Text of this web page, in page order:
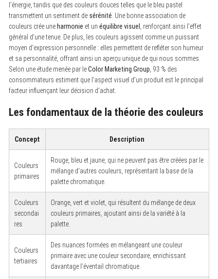
l’énergie, tandis que des couleurs douces telles que le bleu pastel
transmettent un sentiment de sérénité . Une bonne association de
couleurs crée une harmonie et un équilibre visuel
, renforçant ainsi l’effet
général d’une tenue. De plus, les couleurs agissent comme un puissant
moyen d’expression personnelle : elles permettent de refléter son humeur
et sa personnalité, offrant ainsi un aperçu unique de qui nous sommes.
Selon une étude menée par leColor Marketing Group , 93 % des
consommateurs estiment que l’aspect visuel d’un produit est le principal
facteur influençant leur décision d’achat.
Les fondamentaux de la théorie des couleurs
Concept Description
Couleurs
primaires
Rouge, bleu et jaune, qui ne peuvent pas être créées par le
mélange d’autres couleurs, représentant la base de la
palette chromatique.
Couleurs
secondai
res
Orange, vert et violet, qui résultent du mélange de deux
couleurs primaires, ajoutant ainsi de la variété à la
palette.
Couleurs
tertiaires
Des nuances formées en mélangeant une couleur
primaire avec une couleur secondaire, enrichissant
davantage l’éventail chromatique.